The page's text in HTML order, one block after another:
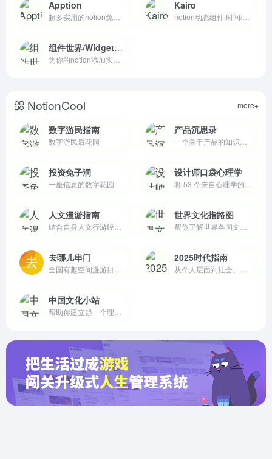
Apption Kairo
notion动态组件,时间/习惯和目标跟踪器
组件世界/WidgetStore
NotionCool more+
数字游民指南
数字游民后花园
产品沉思录
投资兔子洞
一座信息的数字花园
设计师口袋心理学
人文漫游指南 世界文化指路图
去哪儿串门 2025时代指南
中国文化小站